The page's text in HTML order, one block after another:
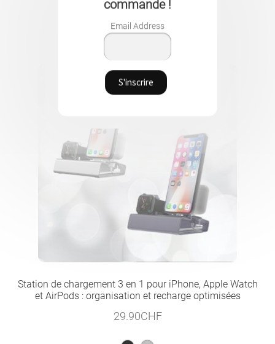
Station de chargement 3 en 1 pour iPhone, Apple Watch
et AirPods : organisation et recharge optimisées
29.90CHF
commande !
Email Address